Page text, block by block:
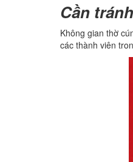
Cần
Không gian thờ
các thành viên